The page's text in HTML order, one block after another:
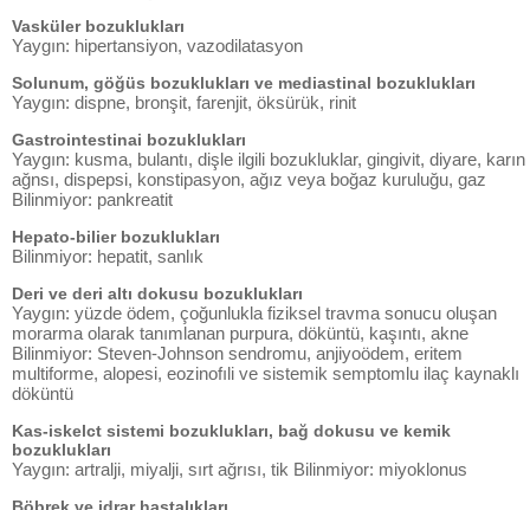
Vasküler bozuklukları
Yaygın: hipertansiyon, vazodilatasyon
Solunum, göğüs bozuklukları ve mediastinal bozuklukları
Yaygın: dispne, bronşit, farenjit, öksürük, rinit
Gastrointestinai bozuklukları
Yaygın: kusma, bulantı, dişle ilgili bozukluklar, gingivit, diyare, karın
ağnsı, dispepsi, konstipasyon, ağız veya boğaz kuruluğu, gaz
Bilinmiyor: pankreatit
Hepato-bilier bozuklukları
Bilinmiyor: hepatit, sanlık
Deri ve deri altı dokusu bozuklukları
Yaygın: yüzde ödem, çoğunlukla fiziksel travma sonucu oluşan
morarma olarak tanımlanan purpura, döküntü, kaşıntı, akne
Bilinmiyor: Steven-Johnson sendromu, anjiyoödem, eritem
multiforme, alopesi, eozinofıli ve sistemik semptomlu ilaç kaynaklı
döküntü
Kas-iskelct sistemi bozuklukları, bağ dokusu ve kemik
bozuklukları
Yaygın: artralji, miyalji, sırt ağrısı, tik Bilinmiyor: miyoklonus